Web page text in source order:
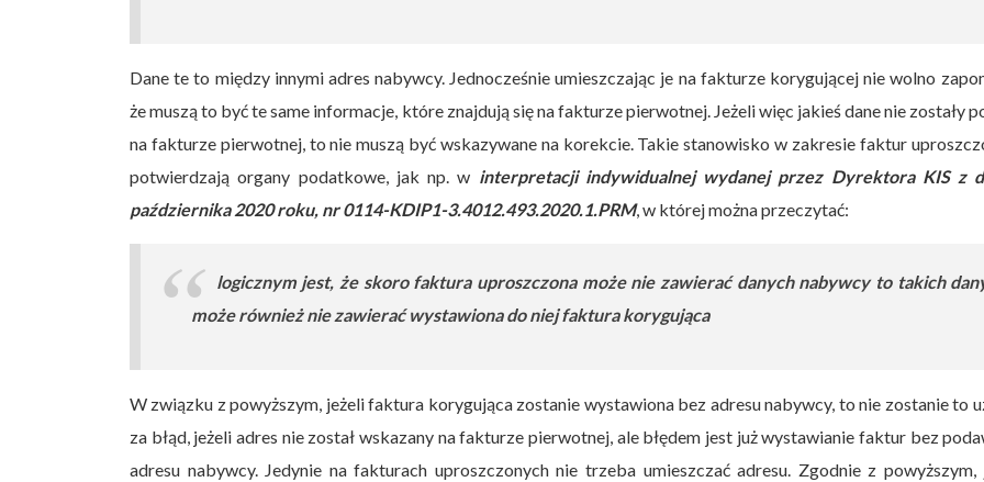
Dane te to między innymi adres nabywcy. Jednocześnie umieszczając je na fakturze korygującej nie wolno
że muszą to być te same informacje, które znajdują się na fakturze pierwotnej. Jeżeli więc jakieś dane nie zostały
na fakturze pierwotnej, to nie muszą być wskazywane na korekcie. Takie stanowisko w zakresie faktur
potwierdzają organy podatkowe, jak np. w interpretacji indywidualnej wydanej przez Dyrektora KIS z
października 2020 roku, nr 0114-KDIP1-3.4012.493.2020.1.PRM, w której można przeczytać:
logicznym jest, że skoro faktura uproszczona może nie zawierać danych nabywcy to takich
może również nie zawierać wystawiona do niej faktura korygująca
W związku z powyższym, jeżeli faktura korygująca zostanie wystawiona bez adresu nabywcy, to nie zostanie to
za błąd, jeżeli adres nie został wskazany na fakturze pierwotnej, ale błędem jest już wystawianie faktur bez
adresu nabywcy. Jedynie na fakturach uproszczonych nie trzeba umieszczać adresu. Zgodnie z powyższym,